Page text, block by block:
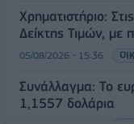
Χρηματιστήριο:
Δείκτης Τιμών, με
05/08/2026 - 15:36
Συνάλλαγμα: Το
1,1557 δολάρια